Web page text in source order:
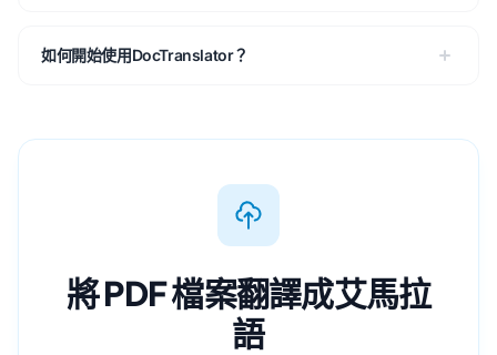
如何開始使用DocTranslator？
將 PDF 檔案翻譯成艾馬拉
語